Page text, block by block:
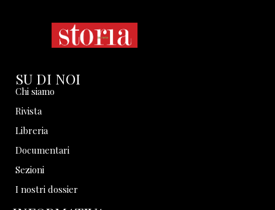
SU DI NOI
Chi siamo
Rivista
Libreria
Documentari
Sezioni
I nostri dossier